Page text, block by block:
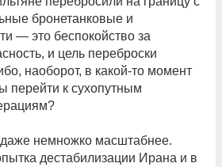
бронетанковые и
— это беспокойство за
и цель переброски
наоборот, в какой-то момент
перейти к сухопутным
немножко масштабнее.
дестабилизации Ирана и в